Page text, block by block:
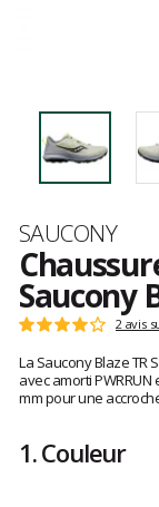
Marque
SAUCONY
Saucony
Les
clients
Note
:
4
sur
2 avis
La Saucony Blaze TR
avec amorti
mm pour une
1.Couleur